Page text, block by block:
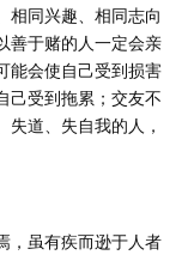
相同兴趣、相同志向
善于赌的人一定会亲
能会使自己受到损害
己受到拖累；交友不
道、失自我的人，
，虽有疾而逊于人者